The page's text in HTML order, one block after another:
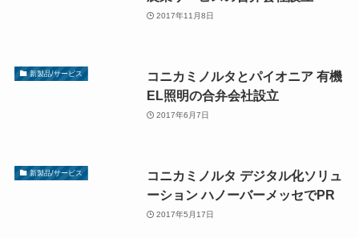
2017年11月8日
新製品/サービス
コニカミノルタとパイオニア 有機
EL照明の合弁会社設立
2017年6月7日
新製品/サービス
コニカミノルタ デジタル化ソリュ
ーション ハノーバーメッセでPR
2017年5月17日